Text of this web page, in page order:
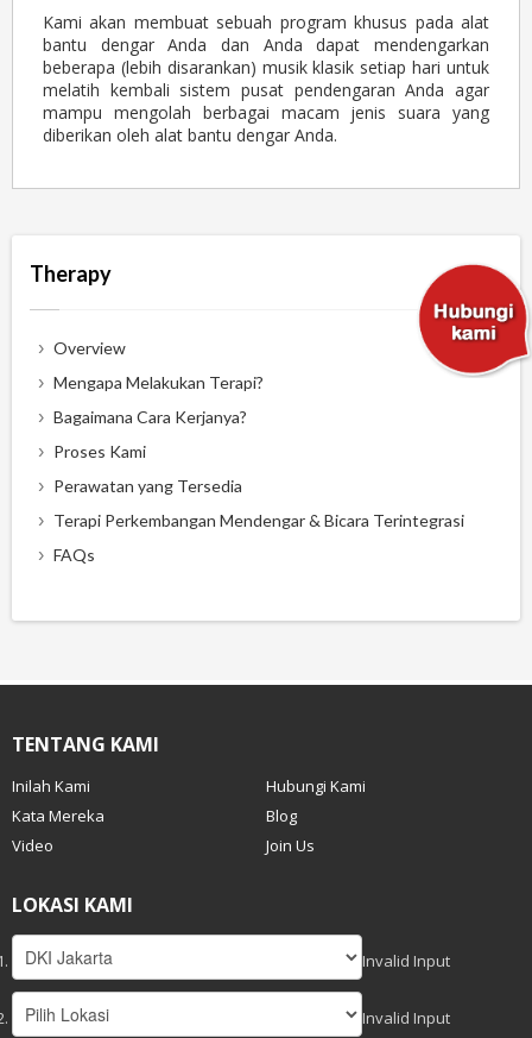
Kami akan membuat sebuah program khusus pada alat
bantu dengar Anda dan Anda dapat mendengarkan
beberapa (lebih disarankan) musik klasik setiap hari untuk
melatih kembali sistem pusat pendengaran Anda agar
mampu mengolah berbagai macam jenis suara yang
diberikan oleh alat bantu dengar Anda.
Therapy
Overview
Mengapa Melakukan Terapi?
Bagaimana Cara Kerjanya?
Proses Kami
Perawatan yang Tersedia
Terapi Perkembangan Mendengar & Bicara Terintegrasi
FAQs
TENTANG KAMI
Inilah Kami
Hubungi Kami
Kata Mereka
Blog
Video
Join Us
LOKASI KAMI
Invalid Input
Invalid Input